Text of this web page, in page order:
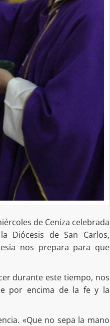
de Ceniza celebrada
Diócesis de San Carlos,
nos prepara para que
durante este tiempo, nos
por encima de la fe y la
«Que no sepa la mano